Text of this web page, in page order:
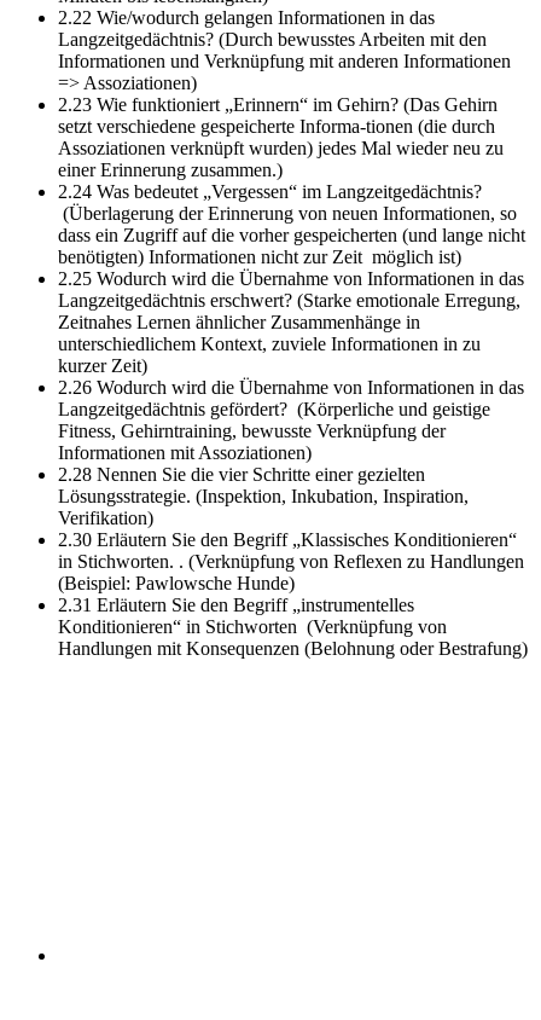
2.22 Wie/wodurch gelangen Informationen in das
Langzeitgedächtnis? (Durch bewusstes Arbeiten mit den
Informationen und Verknüpfung mit anderen Informationen
=> Assoziationen)
2.23 Wie funktioniert „Erinnern“ im Gehirn? (Das Gehirn
setzt verschiedene gespeicherte Informa-tionen (die durch
Assoziationen verknüpft wurden) jedes Mal wieder neu zu
einer Erinnerung zusammen.)
2.24 Was bedeutet „Vergessen“ im Langzeitgedächtnis?
(Überlagerung der Erinnerung von neuen Informationen, so
dass ein Zugriff auf die vorher gespeicherten (und lange nicht
benötigten) Informationen nicht zur Zeit möglich ist)
2.25 Wodurch wird die Übernahme von Informationen in das
Langzeitgedächtnis erschwert? (Starke emotionale Erregung,
Zeitnahes Lernen ähnlicher Zusammenhänge in
unterschiedlichem Kontext, zuviele Informationen in zu
kurzer Zeit)
2.26 Wodurch wird die Übernahme von Informationen in das
Langzeitgedächtnis gefördert? (Körperliche und geistige
Fitness, Gehirntraining, bewusste Verknüpfung der
Informationen mit Assoziationen)
2.28 Nennen Sie die vier Schritte einer gezielten
Lösungsstrategie. (Inspektion, Inkubation, Inspiration,
Verifikation)
2.30 Erläutern Sie den Begriff „Klassisches Konditionieren“
in Stichworten. . (Verknüpfung von Reflexen zu Handlungen
(Beispiel: Pawlowsche Hunde)
2.31 Erläutern Sie den Begriff „instrumentelles
Konditionieren“ in Stichworten (Verknüpfung von
Handlungen mit Konsequenzen (Belohnung oder Bestrafung)